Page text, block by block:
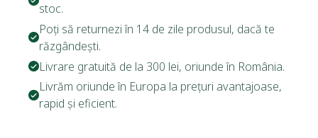
stoc.
Poți să returnezi în 14 de zile produsul, dacă te
răzgândești.
Livrare gratuită de la 300 lei, oriunde în România.
Livrăm oriunde în Europa la prețuri avantajoase,
rapid și eficient.